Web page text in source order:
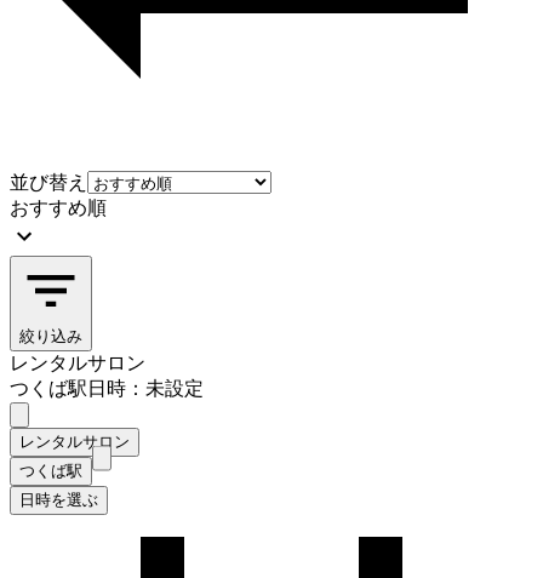
並び替え
おすすめ順
絞り込み
レンタルサロン
つくば駅日時：未設定
レンタルサロン
つくば駅
日時を選ぶ